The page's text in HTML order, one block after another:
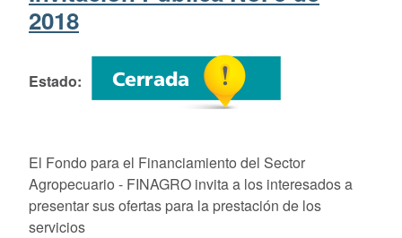
2018
Estado
El Fondo para el Financiamiento del Sector
Agropecuario - FINAGRO invita a los interesados a
presentar sus ofertas para la prestación de los
servicios